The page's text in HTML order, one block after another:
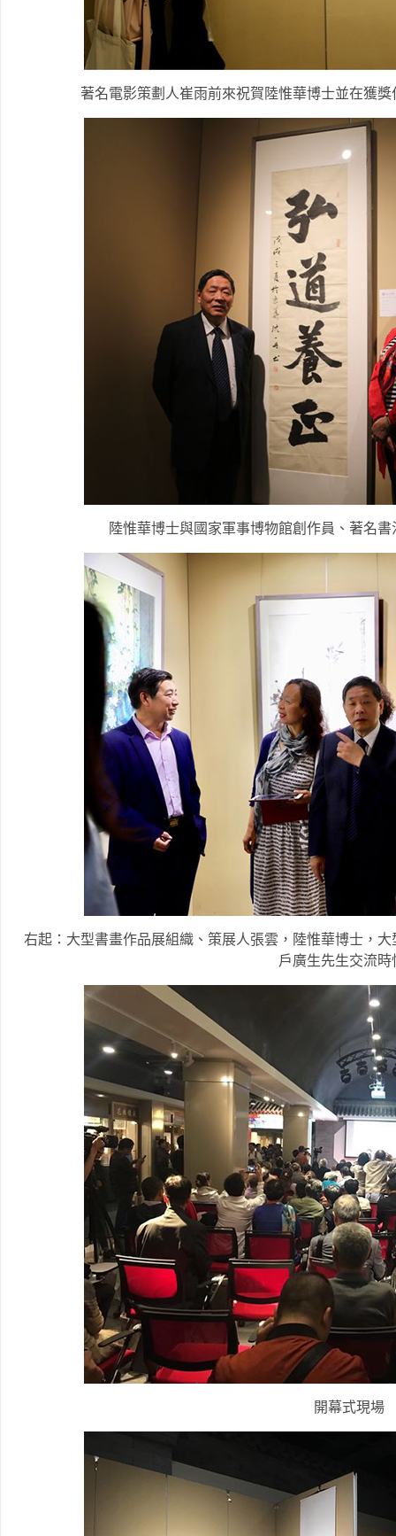
著名電影策劃人崔雨前來祝賀陸惟華博士並在獲
陸惟華博士與國家軍事博物館創作員、著名
右起：大型書畫作品展組織、策展人張雲，陸惟華博士，
戶廣生先生交流時
開幕式現場